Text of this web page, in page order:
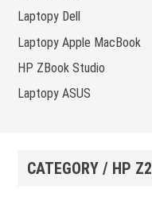
Laptopy Dell
Laptopy Apple MacBook
HP ZBook Studio
Laptopy ASUS
CATEGORY / HP Z2